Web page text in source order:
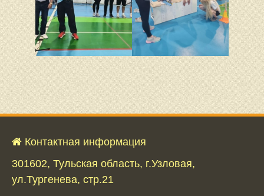
Контактная информация
301602, Тульская область, г.Узловая,
ул.Тургенева, стр.21